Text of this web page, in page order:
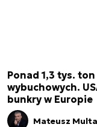
Ponad 1,3 tys.
wybuchowych.
bunkry w Europie
Mateusz